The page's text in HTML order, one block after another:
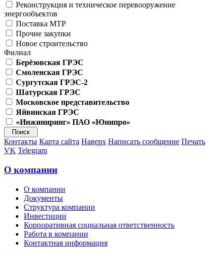
Реконструкция и техническое перевооружение
энергообъектов
Поставка МТР
Прочие закупки
Новое строительство
Филиал
Берёзовская ГРЭС
Смоленская ГРЭС
Сургутская ГРЭС-2
Шатурская ГРЭС
Московское представительство
Яйвинская ГРЭС
«Инжиниринг» ПАО «Юнипро»
Контакты Карта сайта Наверх Написать сообщение Печать
VK Telegram
О компании
О компании
Документы
Структура компании
Инвестиции
Корпоративная социальная ответственность
Работа в компании
Контактная информация